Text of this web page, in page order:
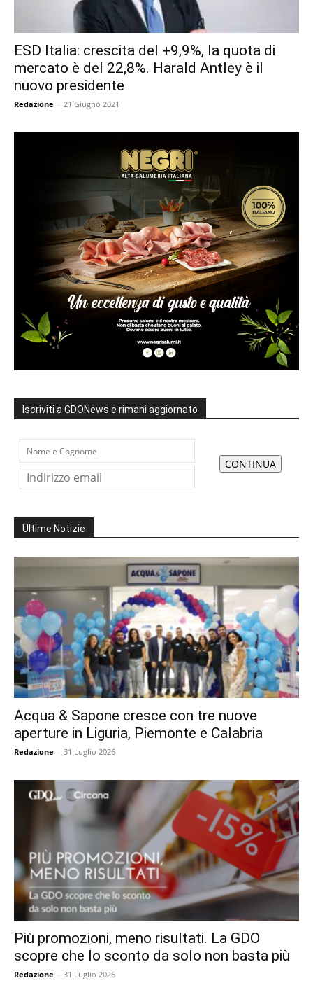
ESD Italia: crescita del +9,9%, la quota di
mercato è del 22,8%. Harald Antley è il
nuovo presidente
Redazione - 21 Giugno 2021
Iscriviti a GDONews e rimani aggiornato
Ultime Notizie
Acqua & Sapone cresce con tre nuove
aperture in Liguria, Piemonte e Calabria
Redazione - 31 Luglio 2026
Più promozioni, meno risultati. La GDO
scopre che lo sconto da solo non basta più
Redazione - 31 Luglio 2026